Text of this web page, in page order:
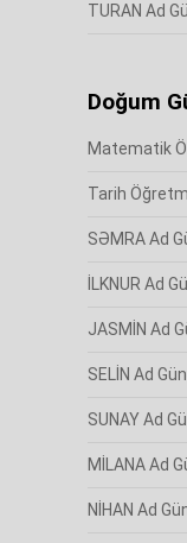
TURAN Ad
Doğum
Matematik
Tarih
SƏMRA Ad
İLKNUR Ad
JASMİN Ad
SELİN Ad
SUNAY Ad
MİLANA Ad
NİHAN Ad